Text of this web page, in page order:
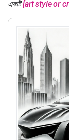
একটি[art style or